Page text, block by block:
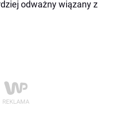
odważny wiązany z